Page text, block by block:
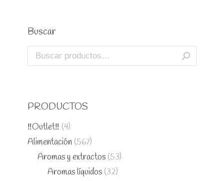
Buscar
PRODUCTOS
‼️Outlet‼️ (4)
Alimentación (567)
Aromas y extractos (53)
Aromas líquidos (32)